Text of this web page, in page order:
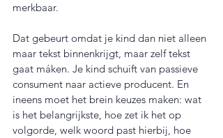
merkbaar.
Dat gebeurt omdat je kind dan niet alleen
maar tekst binnenkrijgt, maar zelf tekst
gaat máken. Je kind schuift van passieve
consument naar actieve producent. En
ineens moet het brein keuzes maken: wat
is het belangrijkste, hoe zet ik het op
volgorde, welk woord past hierbij, hoe